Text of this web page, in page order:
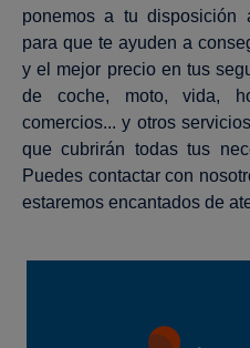
ponemos a tu disposición
para que te ayuden a
y el mejor precio en tus
de coche, moto, vida,
comercios... y otros
que cubrirán todas tus
Puedes contactar con
estaremos encantados de